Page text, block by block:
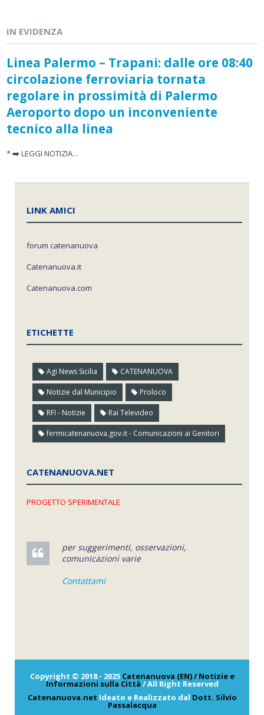
IN EVIDENZA
Linea Palermo – Trapani: dalle ore 08:40
circolazione ferroviaria tornata
regolare in prossimità di Palermo
Aeroporto dopo un inconveniente
tecnico alla linea
* ➡️ LEGGI NOTIZIA...
LINK AMICI
forum catenanuova
Catenanuova.it
Catenanuova.com
ETICHETTE
Agi News Sicilia CATENANUOVA
Notizie dal Municipio Proloco
RFI - Notizie Rai Televideo
fermicatenanuova.gov.it - Comunicazioni ai Genitori
CATENANUOVA.NET
PROGETTO SPERIMENTALE
per suggerimenti, osservazioni,
comunicazioni varie
Contattami
Copyright © 2018 - 2025 Catenanuova (EN) / Notizie e
Informazioni sulla Città / All Right Reserved
Catenanuova.net Ideato e Realizzato dal Dott. Silvio
Passalacqua